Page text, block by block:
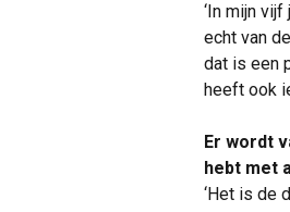
‘In mijn
echt van
dat is een
heeft ook
Er wordt
hebt met
‘Het is de